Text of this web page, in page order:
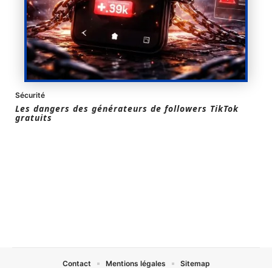
Sécurité
Les dangers des générateurs de followers TikTok
gratuits
Contact Mentions légales Sitemap